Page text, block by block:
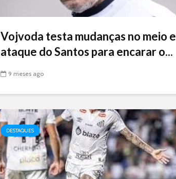
Vojvoda testa mudanças no meio e
ataque do Santos para encarar o...
9 meses ago
DESTAQUES